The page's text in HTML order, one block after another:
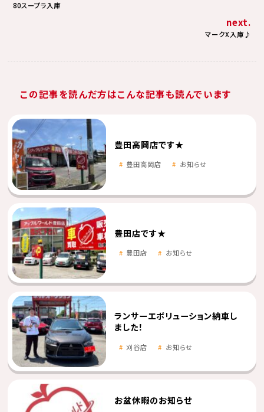
80スープラ入庫
next.
マークX入庫♪
この記事を読んだ方はこんな記事も読んでいます
豊田高岡店です★
豊田高岡店 お知らせ
豊田店です★
豊田店 お知らせ
ランサーエボリューション納車し
ました！
刈谷店 お知らせ
お盆休暇のお知らせ